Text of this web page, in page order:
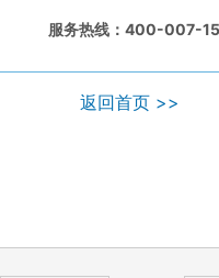
服务热线：400-007-
返回首页 >>